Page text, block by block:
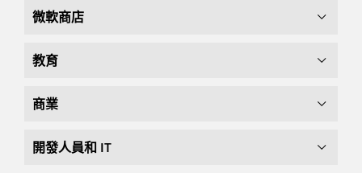
微軟商店
教育
商業
開發人員和 IT